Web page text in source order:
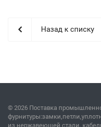
Назад к списку
© 2026 Поставка
из нержавеющей стали,